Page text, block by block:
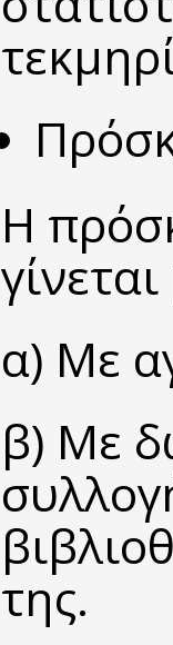
Η
α) Με
β) Με
της.